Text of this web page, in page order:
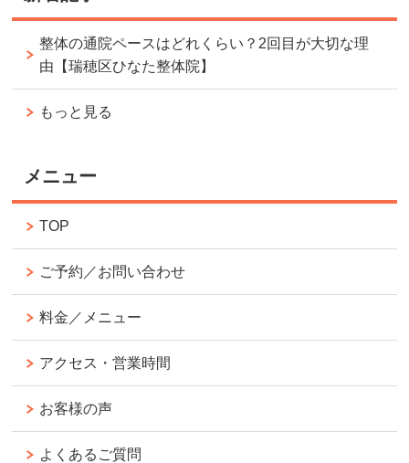
整体の通院ペースはどれくらい？2回目が大切な理
由【瑞穂区ひなた整体院】
もっと見る
メニュー
TOP
ご予約／お問い合わせ
料金／メニュー
アクセス・営業時間
お客様の声
よくあるご質問